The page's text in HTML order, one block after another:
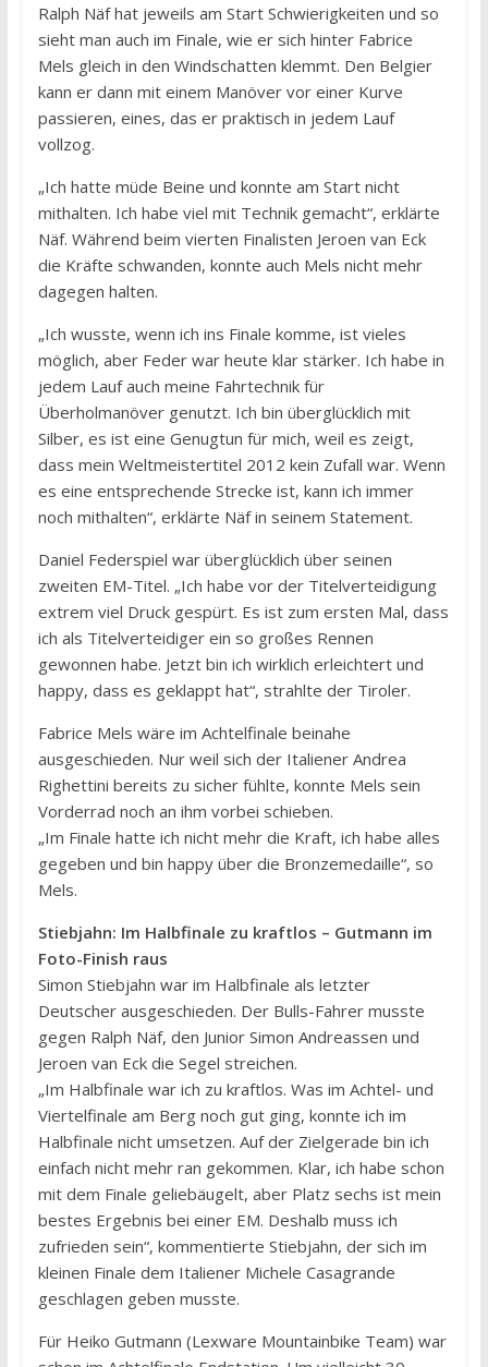
Ralph Näf hat jeweils am Start Schwierigkeiten und so
sieht man auch im Finale, wie er sich hinter Fabrice
Mels gleich in den Windschatten klemmt. Den Belgier
kann er dann mit einem Manöver vor einer Kurve
passieren, eines, das er praktisch in jedem Lauf
vollzog.
„Ich hatte müde Beine und konnte am Start nicht
mithalten. Ich habe viel mit Technik gemacht“, erklärte
Näf. Während beim vierten Finalisten Jeroen van Eck
die Kräfte schwanden, konnte auch Mels nicht mehr
dagegen halten.
„Ich wusste, wenn ich ins Finale komme, ist vieles
möglich, aber Feder war heute klar stärker. Ich habe in
jedem Lauf auch meine Fahrtechnik für
Überholmanöver genutzt. Ich bin überglücklich mit
Silber, es ist eine Genugtun für mich, weil es zeigt,
dass mein Weltmeistertitel 2012 kein Zufall war. Wenn
es eine entsprechende Strecke ist, kann ich immer
noch mithalten“, erklärte Näf in seinem Statement.
Daniel Federspiel war überglücklich über seinen
zweiten EM-Titel. „Ich habe vor der Titelverteidigung
extrem viel Druck gespürt. Es ist zum ersten Mal, dass
ich als Titelverteidiger ein so großes Rennen
gewonnen habe. Jetzt bin ich wirklich erleichtert und
happy, dass es geklappt hat“, strahlte der Tiroler.
Fabrice Mels wäre im Achtelfinale beinahe
ausgeschieden. Nur weil sich der Italiener Andrea
Righettini bereits zu sicher fühlte, konnte Mels sein
Vorderrad noch an ihm vorbei schieben.
„Im Finale hatte ich nicht mehr die Kraft, ich habe alles
gegeben und bin happy über die Bronzemedaille“, so
Mels.
Stiebjahn: Im Halbfinale zu kraftlos – Gutmann im
Foto-Finish raus
Simon Stiebjahn war im Halbfinale als letzter
Deutscher ausgeschieden. Der Bulls-Fahrer musste
gegen Ralph Näf, den Junior Simon Andreassen und
Jeroen van Eck die Segel streichen.
„Im Halbfinale war ich zu kraftlos. Was im Achtel- und
Viertelfinale am Berg noch gut ging, konnte ich im
Halbfinale nicht umsetzen. Auf der Zielgerade bin ich
einfach nicht mehr ran gekommen. Klar, ich habe schon
mit dem Finale geliebäugelt, aber Platz sechs ist mein
bestes Ergebnis bei einer EM. Deshalb muss ich
zufrieden sein“, kommentierte Stiebjahn, der sich im
kleinen Finale dem Italiener Michele Casagrande
geschlagen geben musste.
Für Heiko Gutmann (Lexware Mountainbike Team) war